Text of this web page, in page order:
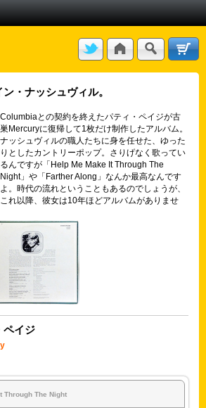
・ナッシュヴィル。
Columbiaとの契約を終えたパティ・ペイジが古
巣Mercuryに復帰して1枚だけ制作したアルバム。
ナッシュヴィルの職人たちに身を任せた、ゆった
りとしたカントリーポップ。さりげなく歌ってい
るんですが「Help Me Make It Through The
Night」や「Farther Along」なんか最高なんです
よ。時代の流れということもあるのでしょうが、
これ以降、彼女は10年ほどアルバムがありませ
ペイジ
Through The Night